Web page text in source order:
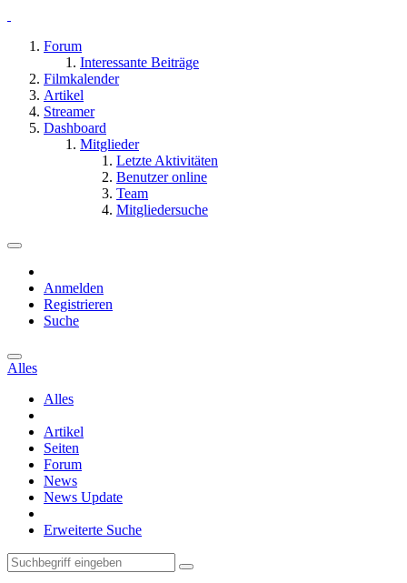
Forum
Interessante Beiträge
Filmkalender
Artikel
Streamer
Dashboard
Mitglieder
Letzte Aktivitäten
Benutzer online
Team
Mitgliedersuche
Anmelden
Registrieren
Suche
Alles
Alles
Artikel
Seiten
Forum
News
News Update
Erweiterte Suche